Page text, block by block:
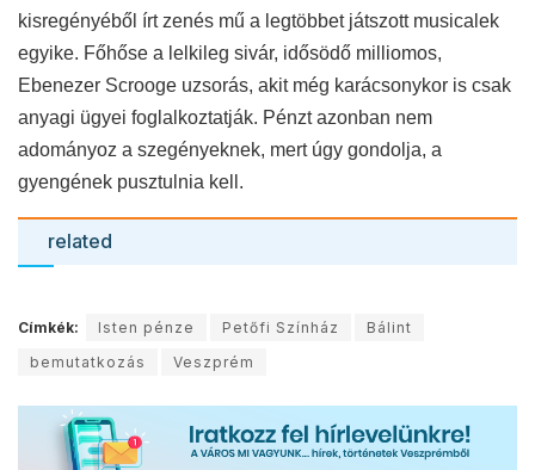
kisregényéből írt zenés mű a legtöbbet játszott musicalek
egyike. Főhőse a lelkileg sivár, idősödő milliomos,
Ebenezer Scrooge uzsorás, akit még karácsonykor is csak
anyagi ügyei foglalkoztatják. Pénzt azonban nem
adományoz a szegényeknek, mert úgy gondolja, a
gyengének pusztulnia kell.
related
Címkék: Isten pénze Petőfi Színház
Bálint
bemutatkozás
Veszprém